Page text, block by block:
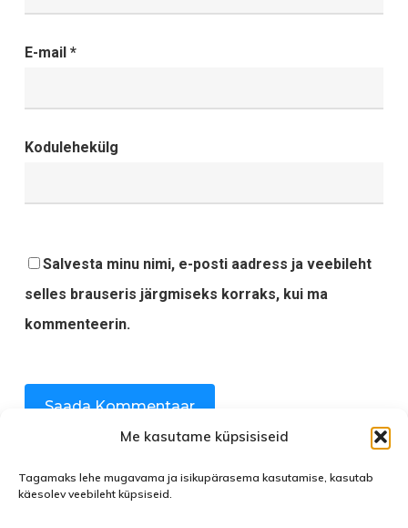
Me kasutame küpsisiseid
Tagamaks lehe mugavama ja isikupärasema kasutamise, kasutab
käesolev veebileht küpsiseid.
E-mail *
Kodulehekülg
Salvesta minu nimi, e-posti aadress ja veebileht
selles brauseris järgmiseks korraks, kui ma
kommenteerin.